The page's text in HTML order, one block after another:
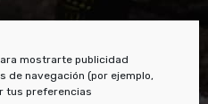
mostrarte publicidad
de navegación (por ejemplo,
tus preferencias